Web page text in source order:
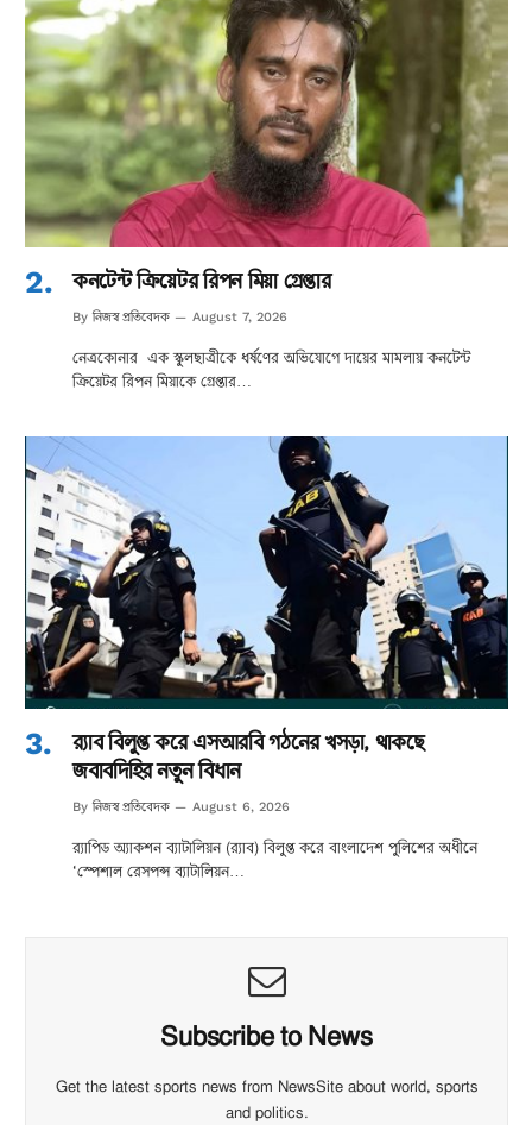
কনটেন্ট ক্রিয়েটর রিপন মিয়া গ্রেপ্তার
By নিজস্ব প্রতিবেদক August 7, 2026
নেত্রকোনার এক স্কুলছাত্রীকে ধর্ষণের অভিযোগে দায়ের মামলায় কনটেন্ট
ক্রিয়েটর রিপন মিয়াকে গ্রেপ্তার…
র‌্যাব বিলুপ্ত করে এসআরবি গঠনের খসড়া, থাকছে
জবাবদিহির নতুন বিধান
By নিজস্ব প্রতিবেদক August 6, 2026
র‌্যাপিড অ্যাকশন ব্যাটালিয়ন (র‌্যাব) বিলুপ্ত করে বাংলাদেশ পুলিশের অধীনে
‘স্পেশাল রেসপন্স ব্যাটালিয়ন…
Subscribe to News
Get the latest sports news from NewsSite about world, sports
and politics.